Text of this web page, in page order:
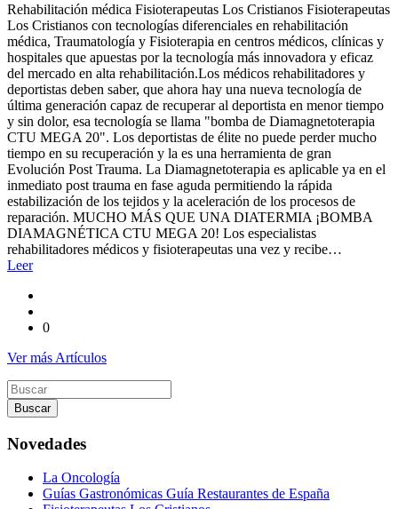
Rehabilitación médica Fisioterapeutas Los Cristianos Fisioterapeutas
Los Cristianos con tecnologías diferenciales en rehabilitación
médica, Traumatología y Fisioterapia en centros médicos, clínicas y
hospitales que apuestas por la tecnología más innovadora y eficaz
del mercado en alta rehabilitación.Los médicos rehabilitadores y
deportistas deben saber, que ahora hay una nueva tecnología de
última generación capaz de recuperar al deportista en menor tiempo
y sin dolor, esa tecnología se llama "bomba de Diamagnetoterapia
CTU MEGA 20". Los deportistas de élite no puede perder mucho
tiempo en su recuperación y la es una herramienta de gran
Evolución Post Trauma. La Diamagnetoterapia es aplicable ya en el
inmediato post trauma en fase aguda permitiendo la rápida
estabilización de los tejidos y la aceleración de los procesos de
reparación. MUCHO MÁS QUE UNA DIATERMIA ¡BOMBA
DIAMAGNÉTICA CTU MEGA 20! Los especialistas
rehabilitadores médicos y fisioterapeutas una vez y recibe…
Leer
0
Ver más Artículos
Buscar
por
Novedades
La Oncología
Guías Gastronómicas Guía Restaurantes de España